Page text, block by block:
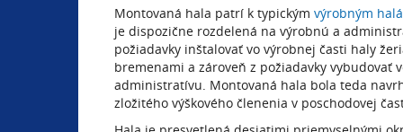
Montovaná hala patrí k typickým výrobným
je dispozične rozdelená na výrobnú a
požiadavky inštalovať vo výrobnej časti haly
bremenami a zároveň z požiadavky vybudovať
administratívu. Montovaná hala bola teda
zložitého výškového členenia v poschodovej